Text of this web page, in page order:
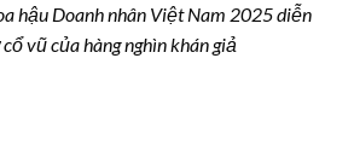
hậu Doanh nhân Việt Nam 2025 diễn
vũ của hàng nghìn khán giả